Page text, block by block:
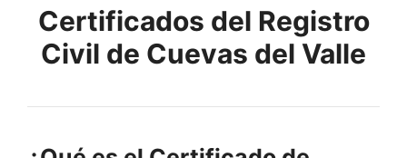
Certificados del Registro
Civil de Cuevas del Valle